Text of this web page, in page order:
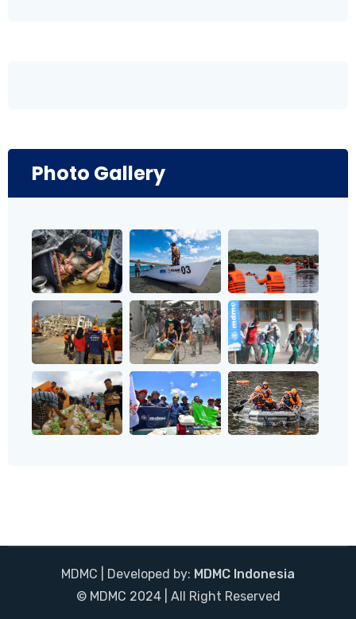
Photo Gallery
MDMC | Developed by: MDMC Indonesia
© MDMC 2024 | All Right Reserved